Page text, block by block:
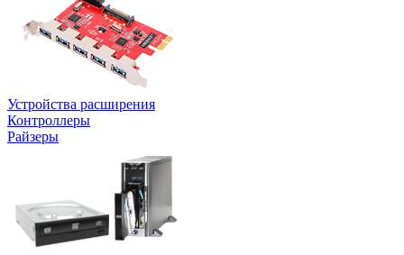
Устройства расширения
Контроллеры
Райзеры